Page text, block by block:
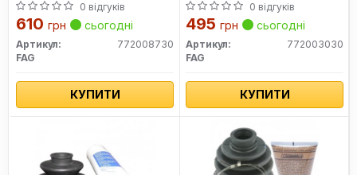
0 відгуків
610 грн сьогодні
Артикул:
772008730
FAG
КУПИТИ
0 відгуків
495 грн сьогодні
Артикул:
772003030
FAG
КУПИТИ